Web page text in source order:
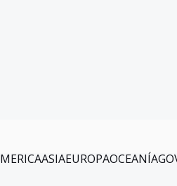
ASIAEUROPAOCEANÍA